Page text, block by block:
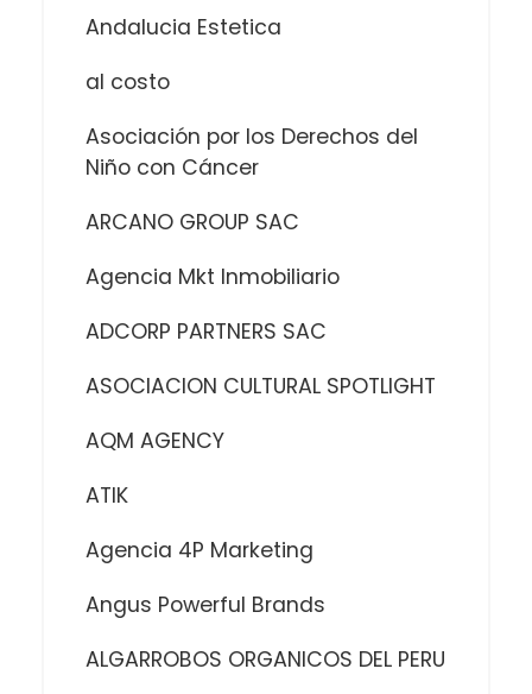
Andalucia Estetica
al costo
Asociación por los Derechos del
Niño con Cáncer
ARCANO GROUP SAC
Agencia Mkt Inmobiliario
ADCORP PARTNERS SAC
ASOCIACION CULTURAL SPOTLIGHT
AQM AGENCY
ATIK
Agencia 4P Marketing
Angus Powerful Brands
ALGARROBOS ORGANICOS DEL PERU